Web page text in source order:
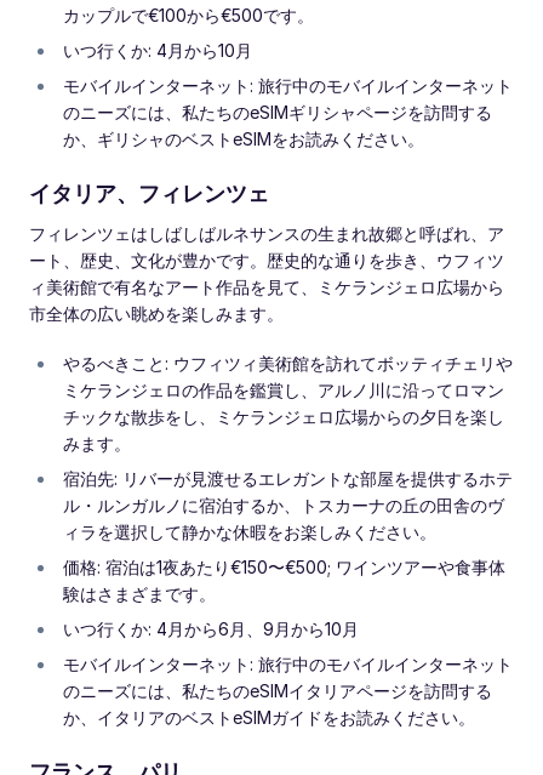
カップルで€100から€500です。
いつ行くか: 4月から10月
モバイルインターネット: 旅行中のモバイルインターネット
のニーズには、私たちのeSIMギリシャページを訪問する
か、ギリシャのベストeSIMをお読みください。
イタリア、フィレンツェ
フィレンツェはしばしばルネサンスの生まれ故郷と呼ばれ、ア
ート、歴史、文化が豊かです。歴史的な通りを歩き、ウフィツ
ィ美術館で有名なアート作品を見て、ミケランジェロ広場から
市全体の広い眺めを楽しみます。
やるべきこと: ウフィツィ美術館を訪れてボッティチェリや
ミケランジェロの作品を鑑賞し、アルノ川に沿ってロマン
チックな散歩をし、ミケランジェロ広場からの夕日を楽し
みます。
宿泊先: リバーが見渡せるエレガントな部屋を提供するホテ
ル・ルンガルノに宿泊するか、トスカーナの丘の田舎のヴ
ィラを選択して静かな休暇をお楽しみください。
価格: 宿泊は1夜あたり€150〜€500; ワインツアーや食事体
験はさまざまです。
いつ行くか: 4月から6月、9月から10月
モバイルインターネット: 旅行中のモバイルインターネット
のニーズには、私たちのeSIMイタリアページを訪問する
か、イタリアのベストeSIMガイドをお読みください。